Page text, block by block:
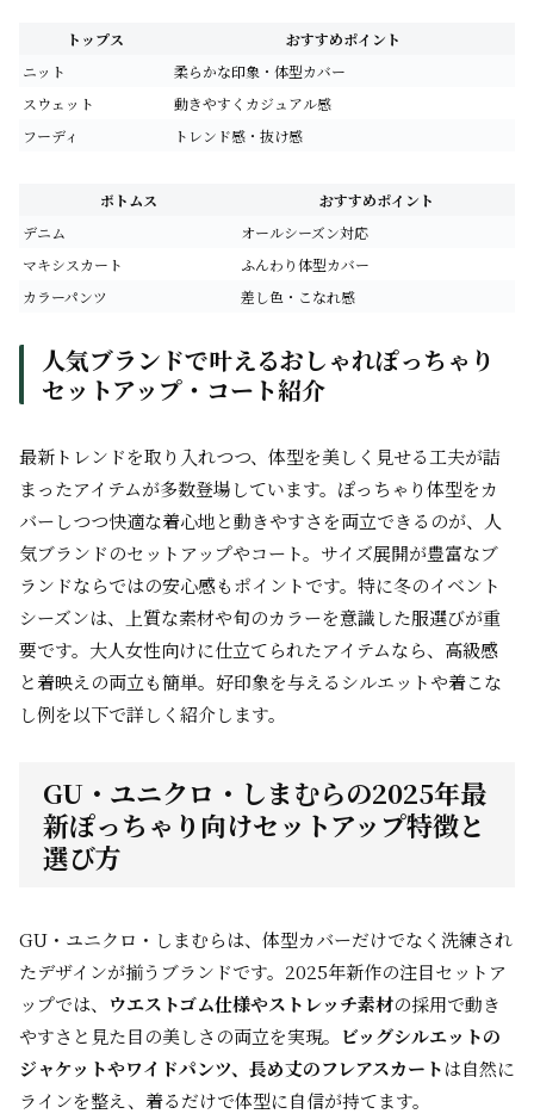
トップス
おすすめポイント
ニット
柔らかな印象・体型カバー
スウェット
動きやすくカジュアル感
フーディ
トレンド感・抜け感
ボトムス
おすすめポイント
デニム
オールシーズン対応
マキシスカート
ふんわり体型カバー
カラーパンツ
差し色・こなれ感
人気ブランドで叶えるおしゃれぽっちゃり
セットアップ・コート紹介
最新トレンドを取り入れつつ、体型を美しく見せる工夫が詰
まったアイテムが多数登場しています。ぽっちゃり体型をカ
バーしつつ快適な着心地と動きやすさを両立できるのが、人
気ブランドのセットアップやコート。サイズ展開が豊富なブ
ランドならではの安心感もポイントです。特に冬のイベント
シーズンは、上質な素材や旬のカラーを意識した服選びが重
要です。大人女性向けに仕立てられたアイテムなら、高級感
と着映えの両立も簡単。好印象を与えるシルエットや着こな
し例を以下で詳しく紹介します。
GU・ユニクロ・しまむらの2025年最
新ぽっちゃり向けセットアップ特徴と
選び方
GU・ユニクロ・しまむらは、体型カバーだけでなく洗練され
たデザインが揃うブランドです。2025年新作の注目セットア
ップでは、 ウエストゴム仕様やストレッチ素材の採用で動き
やすさと見た目の美しさの両立を実現。 ビッグシルエットの
ジャケットやワイドパンツ、長め丈のフレアスカートは自然に
ラインを整え、着るだけで体型に自信が持てます。